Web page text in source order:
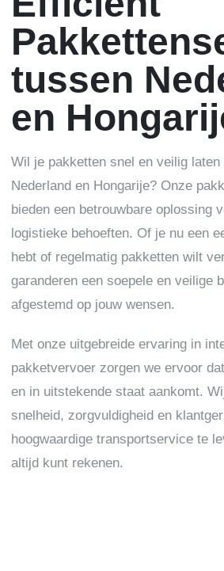
tussen
en
Wil je pakketten snel en veilig
Nederland en Hongarije? Onze
bieden een betrouwbare oplossing
logistieke behoeften. Of je nu een
hebt of regelmatig pakketten wilt
garanderen een soepele en veilige
afgestemd op jouw wensen.
Met onze uitgebreide ervaring in
pakketvervoer zorgen we ervoor
en in uitstekende staat aankomt.
snelheid, zorgvuldigheid en
hoogwaardige transportservice te
altijd kunt rekenen.